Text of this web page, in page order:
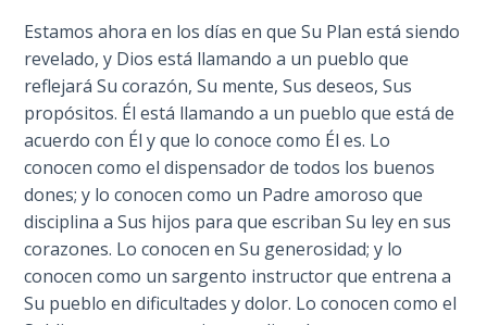
Healing
the
Breaches
- Book 1
Dr. Luke:
Healing
the
Breaches
- Book 2
Estamos ahora en los días en que Su Plan está siendo
revelado, y Dios está llamando a un pueblo que
reflejará Su corazón, Su mente, Sus deseos, Sus
propósitos. Él está llamando a un pueblo que está de
acuerdo con Él y que lo conoce como Él es. Lo
conocen como el dispensador de todos los buenos
dones; y lo conocen como un Padre amoroso que
disciplina a Sus hijos para que escriban Su ley en sus
corazones. Lo conocen en Su generosidad; y lo
conocen como un sargento instructor que entrena a
Su pueblo en dificultades y dolor. Lo conocen como el